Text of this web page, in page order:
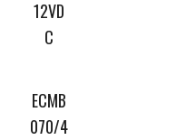
12VD
C
ECMB
070/4